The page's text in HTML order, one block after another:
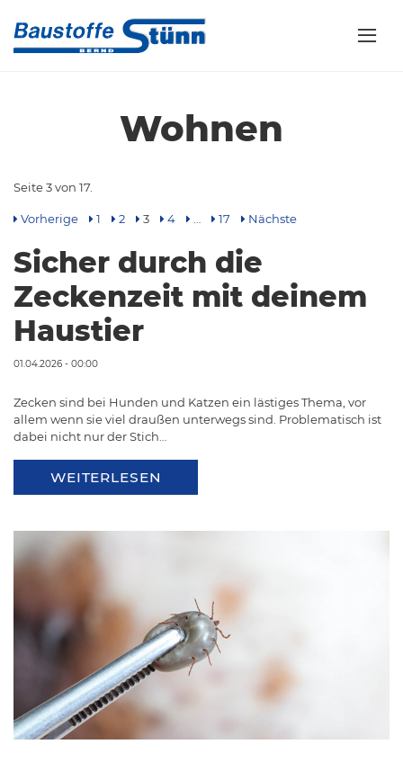
Wohnen
Seite 3 von 17.
Vorherige 1 2 3 4 17 Nächste
Sicher durch die
Zeckenzeit mit deinem
Haustier
01.04.2026 - 00:00
Zecken sind bei Hunden und Katzen ein lästiges Thema, vor
allem wenn sie viel draußen unterwegs sind. Problematisch ist
dabei nicht nur der Stich…
WEITERLESEN